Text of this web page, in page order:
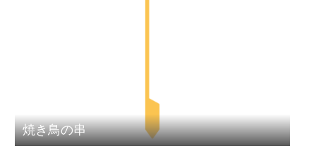
焼き鳥の串